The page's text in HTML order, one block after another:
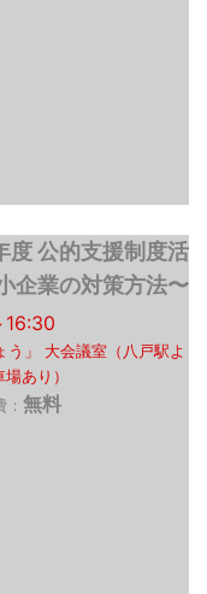
度 公的支援制度活
企業の対策方法〜
16:30
う」 大会議室（八戸駅よ
あり）
無料